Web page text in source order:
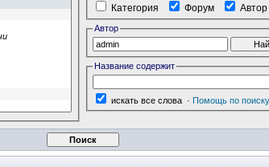
Категория Форум Автор
Автор
Название содержит
искать все слова · Помощь по поиску